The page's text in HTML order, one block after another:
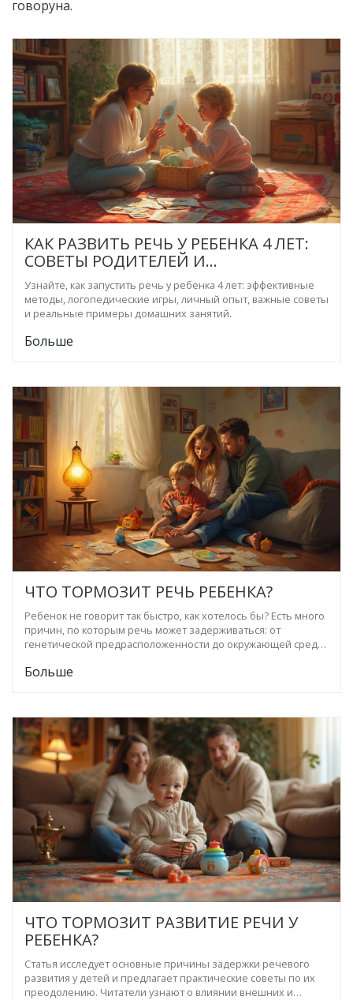
говоруна.
КАК РАЗВИТЬ РЕЧЬ У РЕБЕНКА 4 ЛЕТ:
СОВЕТЫ РОДИТЕЛЕЙ И
СПЕЦИАЛИСТОВ
Узнайте, как запустить речь у ребенка 4 лет: эффективные
методы, логопедические игры, личный опыт, важные советы
и реальные примеры домашних занятий.
Больше
ЧТО ТОРМОЗИТ РЕЧЬ РЕБЕНКА?
Ребенок не говорит так быстро, как хотелось бы? Есть много
причин, по которым речь может задерживаться: от
генетической предрасположенности до окружающей среды.
речи и как можно помочь малышу справиться с трудностями.
ситуации.
Больше
ЧТО ТОРМОЗИТ РАЗВИТИЕ РЕЧИ У
РЕБЕНКА?
Статья исследует основные причины задержки речевого
развития у детей и предлагает практические советы по их
преодолению. Читатели узнают о влиянии внешних и